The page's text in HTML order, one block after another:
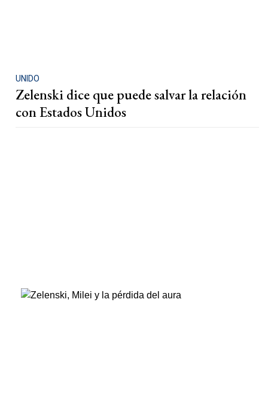
UNIDO
Zelenski dice que puede salvar la relación
con Estados Unidos